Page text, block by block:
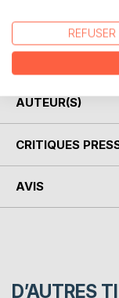
C'est dans ce
lettres et mots et
AUTEUR(S)
CRITIQUES
AVIS
D’AUTRES
REFUSER